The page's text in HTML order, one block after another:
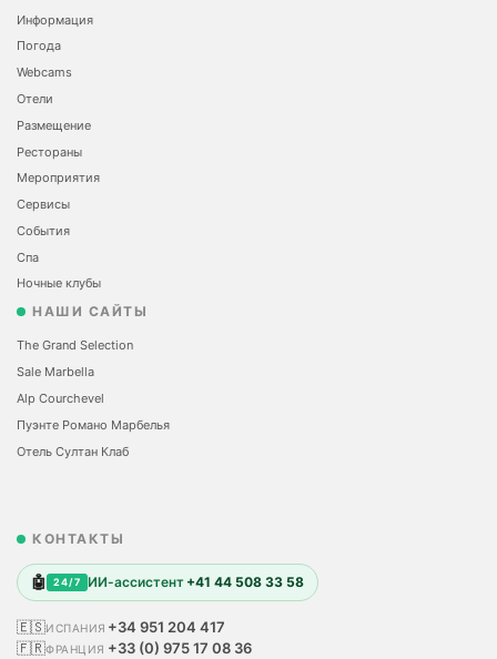
Информация
Погода
Webcams
Отели
Размещение
Рестораны
Мероприятия
Сервисы
События
Спа
Ночные клубы
НАШИ САЙТЫ
The Grand Selection
Sale Marbella
Alp Courchevel
Пуэнте Романо Марбелья
Отель Султан Клаб
КОНТАКТЫ
🤖 24/7 ИИ-ассистент +41 44 508 33 58
🇪🇸ИСПАНИЯ +34 951 204 417
🇫🇷ФРАНЦИЯ +33 (0) 975 17 08 36